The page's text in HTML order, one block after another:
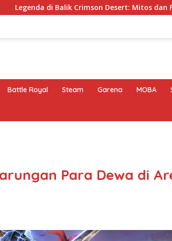
Crimson Desert: Mitos dan Fakta
Battle Royal Steam Garena MOBA
Para Dewa di